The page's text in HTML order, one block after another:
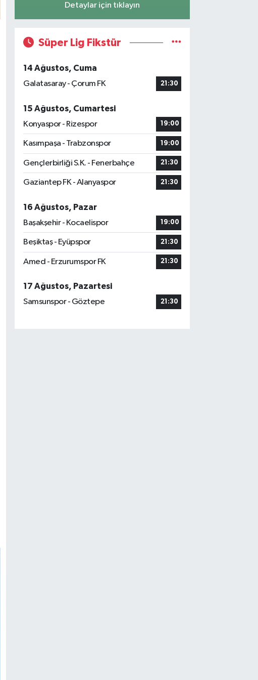
Detaylar için tıklayın
Süper Lig Fikstür
14 Ağustos, Cuma
Galatasaray - Çorum FK
21:30
15 Ağustos, Cumartesi
Konyaspor - Rizespor
19:00
Kasımpaşa - Trabzonspor 19:00
Gençlerbirliği S.K. - Fenerbahçe 21:30
Gaziantep FK - Alanyaspor 21:30
16 Ağustos, Pazar
Başakşehir - Kocaelispor
19:00
Beşiktaş - Eyüpspor 21:30
Amed - Erzurumspor FK 21:30
17 Ağustos, Pazartesi
Samsunspor - Göztepe
21:30